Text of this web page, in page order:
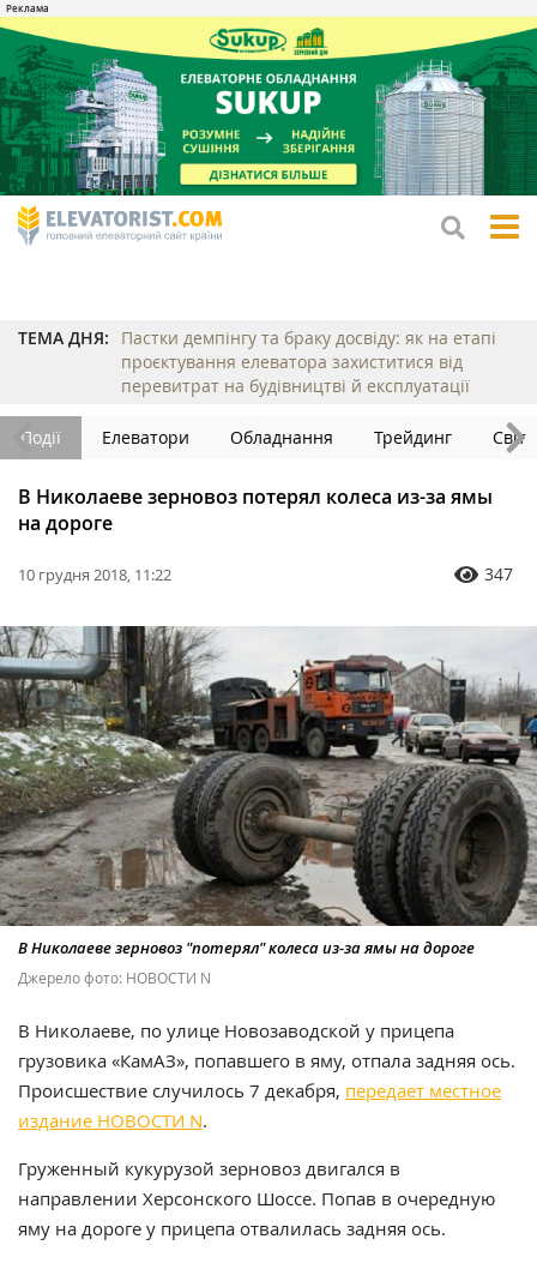
ТЕМА ДНЯ:
Пастки демпінгу та браку досвіду: як на етапі
проєктування елеватора захиститися від
перевитрат на будівництві й експлуатації
Події Елеватори Обладнання Трейдинг Світ
В Николаеве зерновоз потерял колеса из-за ямы
на дороге
10 грудня 2018, 11:22 347
В Николаеве зерновоз "потерял" колеса из-за ямы на дороге
Джерело фото: НОВОСТИ N
В Николаеве, по улице Новозаводской у прицепа
грузовика «КамАЗ», попавшего в яму, отпала задняя ось.
Происшествие случилось 7 декабря, передает местное
издание НОВОСТИ N.
Груженный кукурузой зерновоз двигался в
направлении Херсонского Шоссе. Попав в очередную
яму на дороге у прицепа отвалилась задняя ось.